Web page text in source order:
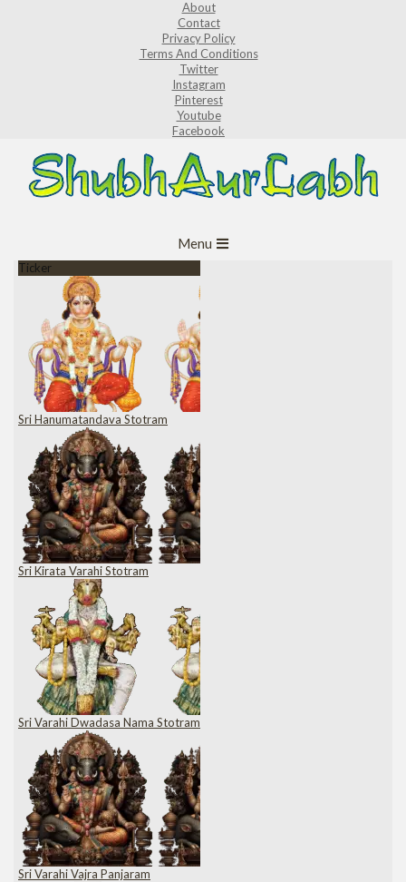
About
Contact
Privacy Policy
Terms And Conditions
Twitter
Instagram
Pinterest
Youtube
Facebook
Navigation
Menu
Ticker
Sri Hanumatandava Stotram
Sri Kirata Varahi Stotram
Sri Varahi Dwadasa Nama Stotram
Sri Varahi Vajra Panjaram